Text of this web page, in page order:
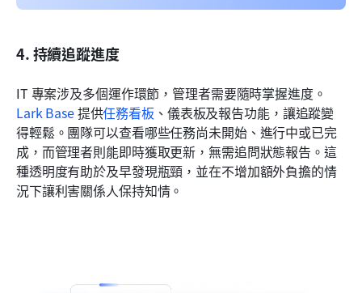
4. 持續追蹤進度
IT 專案涉及多個運作環節，管理者需要隨時掌握進度。
Lark Base 提供任務看板 、儀表板及報告功能，讓追蹤變
得輕鬆。團隊可以查看哪些任務尚未開始、進行中或已完
成，而管理者則能即時獲取更新，無需追問狀態報告。這
種透明度有助於及早發現瓶頸，並在不增加額外負擔的情
況下讓利害關係人保持知情。